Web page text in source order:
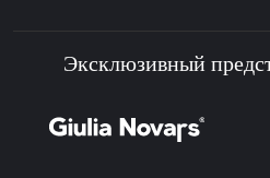
Эксклюзивный